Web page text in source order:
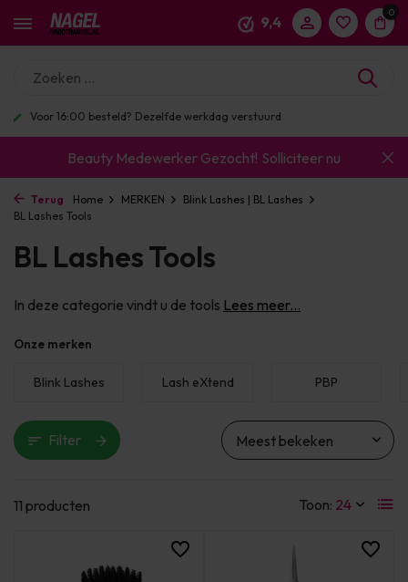
9,4
0
Enorm assortiment & alle bekende merken
Beauty Medewerker Gezocht! Solliciteer nu
Terug Home MERKEN
Blink Lashes | BL Lashes
BL Lashes Tools
BL Lashes Tools
In deze categorie vindt u de tools Lees meer...
Onze merken
Blink Lashes Lash eXtend PBP
Filter
11 producten Toon: